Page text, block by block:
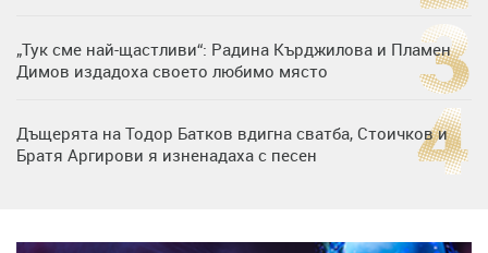
„Тук сме най-щастливи“: Радина Кърджилова и Пламен
Димов издадоха своето любимо място
Дъщерята на Тодор Батков вдигна сватба, Стоичков и
Братя Аргирови я изненадаха с песен